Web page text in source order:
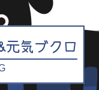
元気ブクロ